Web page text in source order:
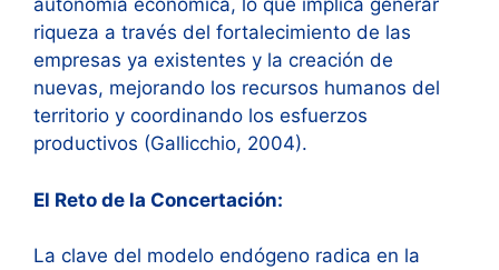
autonomía económica, lo que implica generar
riqueza a través del fortalecimiento de las
empresas ya existentes y la creación de
nuevas, mejorando los recursos humanos del
territorio y coordinando los esfuerzos
productivos (Gallicchio, 2004).
El Reto de la Concertación:
La clave del modelo endógeno radica en la